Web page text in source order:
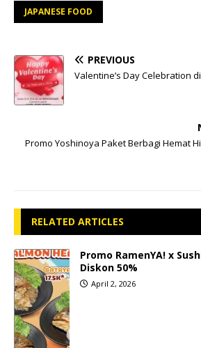
JAPANESE FOOD
PREVIOUS
Valentine’s Day Celebration
Promo Yoshinoya Paket Berbagi Hemat
RELATED ARTICLES
Promo RamenYA! x
Diskon 50%
April 2, 2026